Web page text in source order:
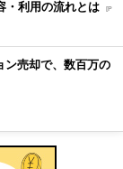
・利用の流れとは [P
ン売却で、数百万の